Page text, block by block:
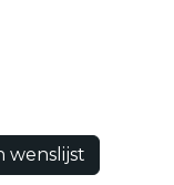
wenslijst